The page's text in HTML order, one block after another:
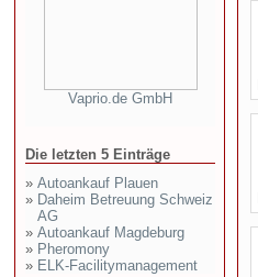
Vaprio.de GmbH
Die letzten 5 Einträge
» Autoankauf Plauen
» Daheim Betreuung Schweiz
AG
» Autoankauf Magdeburg
» Pheromony
» ELK-Facilitymanagement